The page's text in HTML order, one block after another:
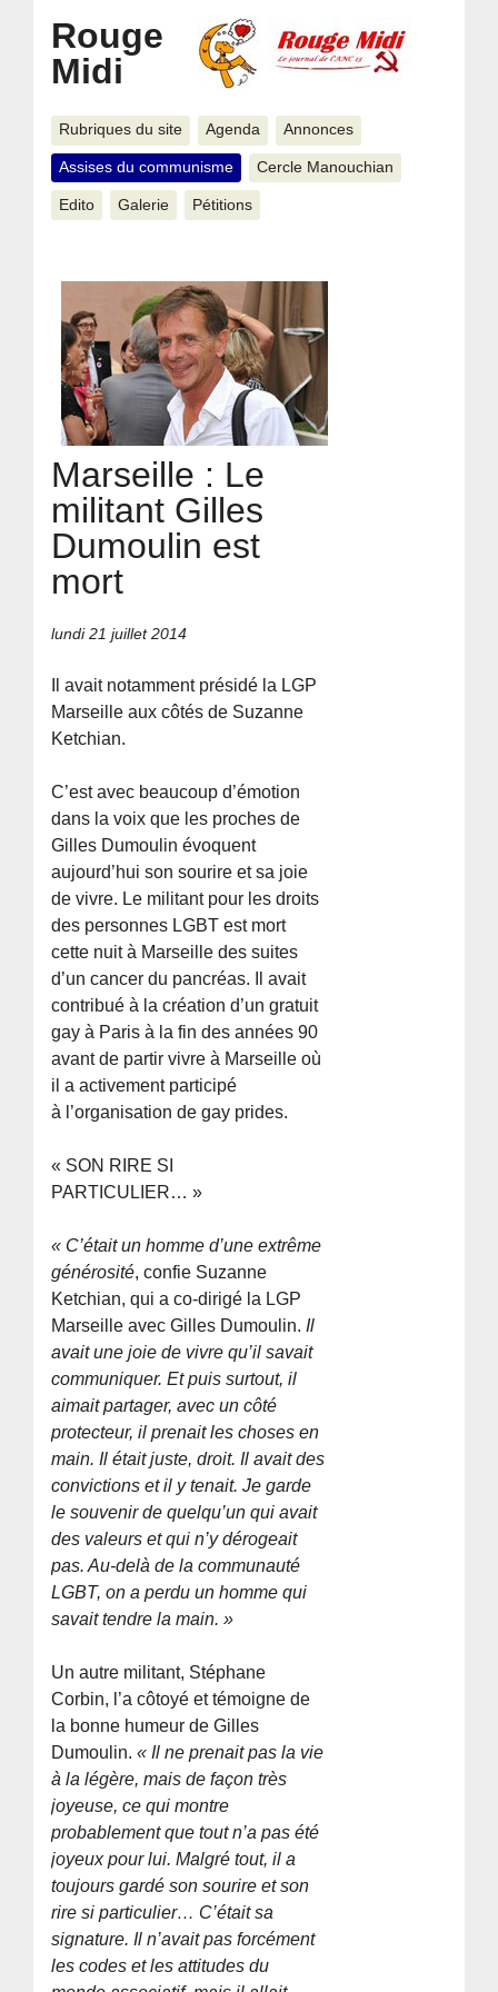
Rouge
Midi
Rubriques du site Agenda Annonces
Assises du communisme Cercle Manouchian
Edito Galerie Pétitions
Marseille : Le
militant Gilles
Dumoulin est
mort
lundi 21 juillet 2014
Il avait notamment présidé la LGP
Marseille aux côtés de Suzanne
Ketchian.
C’est avec beaucoup d’émotion
dans la voix que les proches de
Gilles Dumoulin évoquent
aujourd’hui son sourire et sa joie
de vivre. Le militant pour les droits
des personnes LGBT est mort
cette nuit à Marseille des suites
d’un cancer du pancréas. Il avait
contribué à la création d’un gratuit
gay à Paris à la fin des années 90
avant de partir vivre à Marseille où
il a activement participé
à l’organisation de gay prides.
« SON RIRE SI
PARTICULIER… »
« C’était un homme d’une extrême
générosité, confie Suzanne
Ketchian, qui a co-dirigé la LGP
Marseille avec Gilles Dumoulin. Il
avait une joie de vivre qu’il savait
communiquer. Et puis surtout, il
aimait partager, avec un côté
protecteur, il prenait les choses en
main. Il était juste, droit. Il avait des
convictions et il y tenait. Je garde
le souvenir de quelqu’un qui avait
des valeurs et qui n’y dérogeait
pas. Au-delà de la communauté
LGBT, on a perdu un homme qui
savait tendre la main. »
Un autre militant, Stéphane
Corbin, l’a côtoyé et témoigne de
la bonne humeur de Gilles
Dumoulin.« Il ne prenait pas la vie
à la légère, mais de façon très
joyeuse, ce qui montre
probablement que tout n’a pas été
joyeux pour lui. Malgré tout, il a
toujours gardé son sourire et son
rire si particulier… C’était sa
signature. Il n’avait pas forcément
les codes et les attitudes du